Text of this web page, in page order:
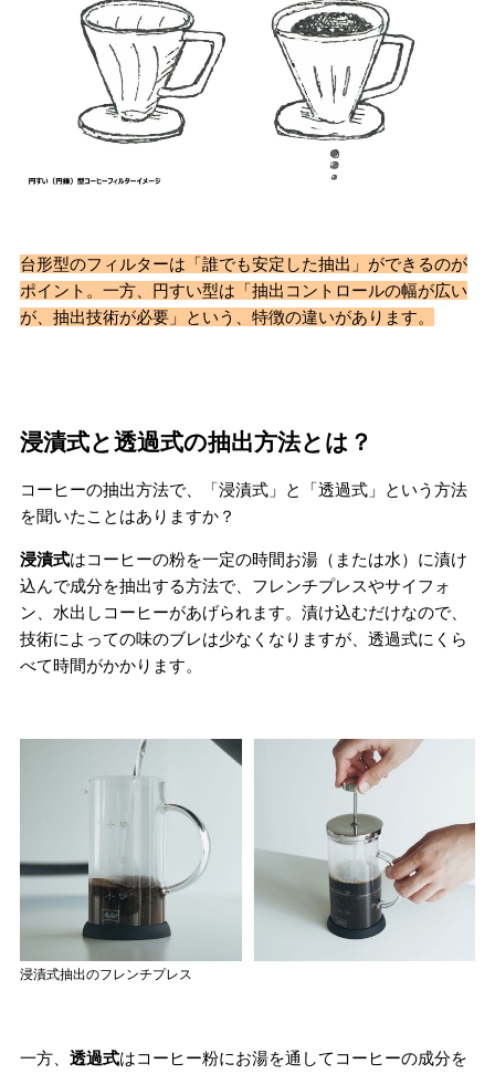
台形型のフィルターは「誰でも安定した抽出」ができるのが
ポイント。一方、円すい型は「抽出コントロールの幅が広い
が、抽出技術が必要」という、特徴の違いがあります。
浸漬式と透過式の抽出方法とは？
コーヒーの抽出方法で、「浸漬式」と「透過式」という方法
を聞いたことはありますか？
浸漬式はコーヒーの粉を一定の時間お湯（または水）に漬け
込んで成分を抽出する方法で、フレンチプレスやサイフォ
ン、水出しコーヒーがあげられます。漬け込むだけなので、
技術によっての味のブレは少なくなりますが、透過式にくら
べて時間がかかります。
浸漬式抽出のフレンチプレス
一方、 透過式はコーヒー粉にお湯を通してコーヒーの成分を